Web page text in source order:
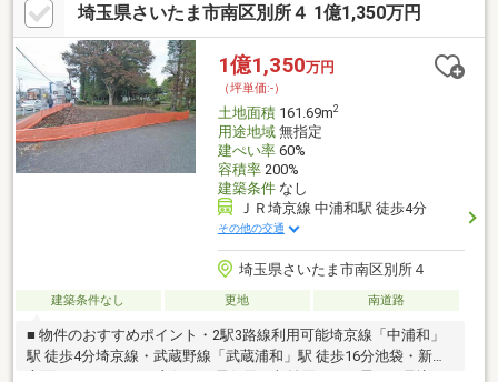
埼玉県さいたま市南区別所４ 1億1,350万円
1億1,350万円
（坪単価:-）
土地面積161.69m2
用途地域無指定
建ぺい率60%
容積率200%
建築条件なし
ＪＲ埼京線 中浦和駅 徒歩4分
その他の交通
埼玉県さいたま市南区別所４
建築条件なし 更地 南道路
■ 物件のおすすめポイント・2駅3路線利用可能埼京線「中浦和」
駅 徒歩4分埼京線・武蔵野線「武蔵浦和」駅 徒歩16分池袋・新宿